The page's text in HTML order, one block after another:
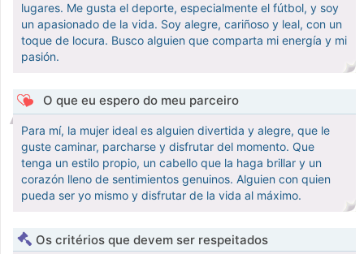
lugares. Me gusta el deporte, especialmente el fútbol, y soy
un apasionado de la vida. Soy alegre, cariñoso y leal, con un
toque de locura. Busco alguien que comparta mi energía y mi
pasión.
O que eu espero do meu parceiro
Para mí, la mujer ideal es alguien divertida y alegre, que le
guste caminar, parcharse y disfrutar del momento. Que
tenga un estilo propio, un cabello que la haga brillar y un
corazón lleno de sentimientos genuinos. Alguien con quien
pueda ser yo mismo y disfrutar de la vida al máximo.
Os critérios que devem ser respeitados